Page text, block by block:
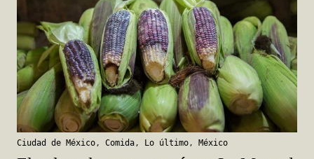
Ciudad de México, Comida, Lo último, México